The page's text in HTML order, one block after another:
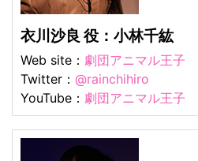
衣川沙良 役：小林千紘
Web site： 劇団アニマル王子
Twitter： @rainchihiro
YouTube： 劇団アニマル王子